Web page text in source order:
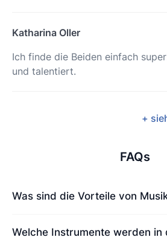
Katharina Oller
Ich finde die Beiden einfach
und talentiert.
+
FAQs
Was sind die Vorteile von
Welche Instrumente werden in